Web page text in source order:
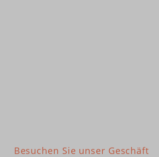
Besuchen Sie unser Geschäft